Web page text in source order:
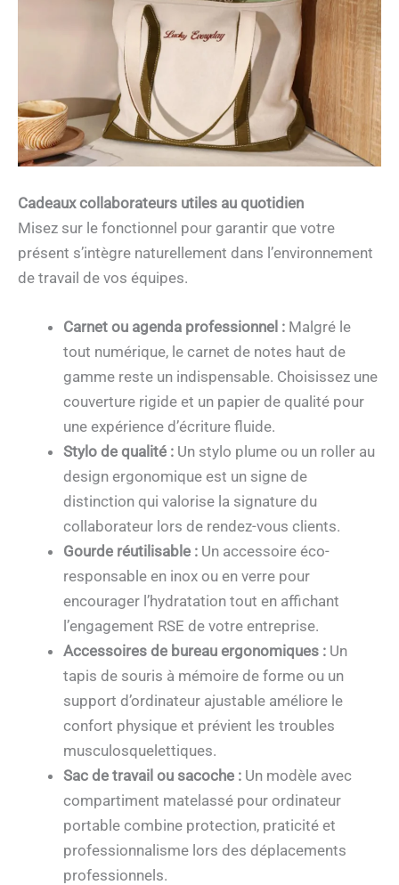
Cadeaux collaborateurs utiles au quotidien
Misez sur le fonctionnel pour garantir que votre
présent s’intègre naturellement dans l’environnement
de travail de vos équipes.
Carnet ou agenda professionnel : Malgré le
tout numérique, le carnet de notes haut de
gamme reste un indispensable. Choisissez une
couverture rigide et un papier de qualité pour
une expérience d’écriture fluide.
Stylo de qualité : Un stylo plume ou un roller au
design ergonomique est un signe de
distinction qui valorise la signature du
collaborateur lors de rendez-vous clients.
Gourde réutilisable : Un accessoire éco-
responsable en inox ou en verre pour
encourager l’hydratation tout en affichant
l’engagement RSE de votre entreprise.
Accessoires de bureau ergonomiques : Un
tapis de souris à mémoire de forme ou un
support d’ordinateur ajustable améliore le
confort physique et prévient les troubles
musculosquelettiques.
Sac de travail ou sacoche : Un modèle avec
compartiment matelassé pour ordinateur
portable combine protection, praticité et
professionnalisme lors des déplacements
professionnels.